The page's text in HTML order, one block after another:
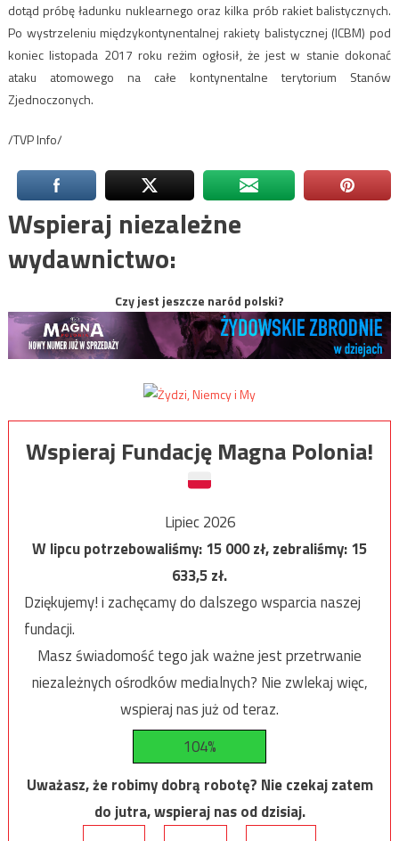
dotąd próbę ładunku nuklearnego oraz kilka prób rakiet balistycznych.
Po wystrzeleniu międzykontynentalnej rakiety balistycznej (ICBM) pod
koniec listopada 2017 roku reżim ogłosił, że jest w stanie dokonać
ataku atomowego na całe kontynentalne terytorium Stanów
Zjednoczonych.
/TVP Info/
Wspieraj niezależne
wydawnictwo:
Czy jest jeszcze naród polski?
Wspieraj Fundację Magna Polonia!
Lipiec 2026
W lipcu potrzebowaliśmy:15 000zł, zebraliśmy:15
633,5zł.
Dziękujemy! i zachęcamy do dalszego wsparcia naszej
fundacji.
Masz świadomość tego jak ważne jest przetrwanie
niezależnych ośrodków medialnych? Nie zwlekaj więc,
wspieraj nas już od teraz.
104%
Uważasz, że robimy dobrą robotę? Nie czekaj zatem
do jutra, wspieraj nas od dzisiaj.